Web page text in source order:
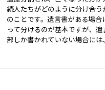
産を受け取ることになるのか
ようになります。
続人たちがどのように分け合
のことです。遺言書がある場合
って分けるのが基本ですが、
部しか書かれていない場合に
信託などの金融資産も含まれます。 話し合